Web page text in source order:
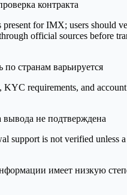
контракта
present for IMX; users should
official sources before
по странам варьируется
requirements, and account
не подтверждена
support is not verified unless
имеет низкую